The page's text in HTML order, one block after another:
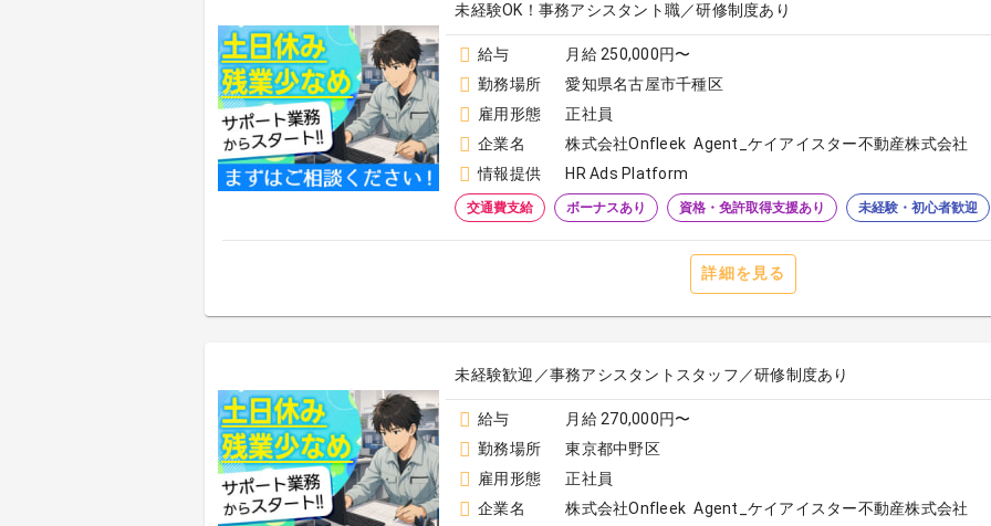
未経験OK！事務アシスタント職／研修制度あり
給与
月給 250,000円〜
勤務場所
愛知県名古屋市千種区
雇用形態
正社員
企業名
株式会社Onfleek Agent_ケイアイスター不動産株式会社
情報提供
HR Ads Platform
交通費支給 ボーナスあり 資格・免許取得支援あり 未経験・初心者歓迎
詳細を見る
未経験歓迎／事務アシスタントスタッフ／研修制度あり
給与
月給 270,000円〜
勤務場所
東京都中野区
雇用形態
正社員
企業名
株式会社Onfleek Agent_ケイアイスター不動産株式会社